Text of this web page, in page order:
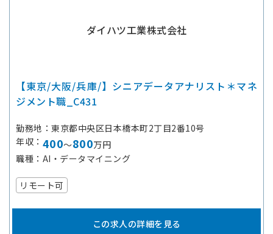
ダイハツ工業株式会社
【東京/大阪/兵庫/】シニアデータアナリスト＊マネ
ジメント職_C431
勤務地
東京都中央区日本橋本町2丁目2番10号
年収
400～800万円
職種
AI・データマイニング
リモート可
この求人の詳細を見る